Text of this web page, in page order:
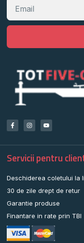
Servicii pentru
Deschiderea coletului la
30 de zile drept de retur
Garantie produse
Finantare in rate prin TBI